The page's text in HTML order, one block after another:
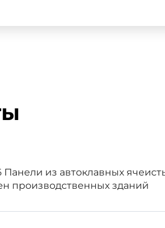
Панели из автоклавных
производственных зданий